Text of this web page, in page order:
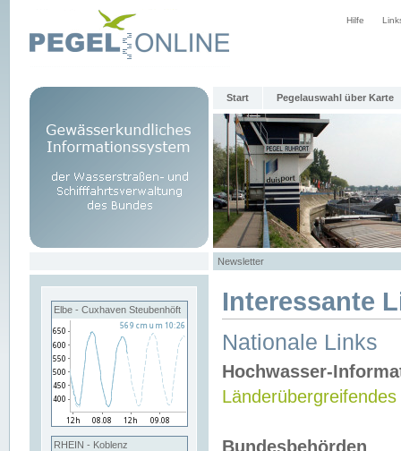
Hilfe
Start Pegelauswahl über Karte
Newsletter
Elbe - Cuxhaven Steubenhöft
RHEIN - Koblenz
Interessante
Nationale Links
Hochwasser-
Bundesbehörden